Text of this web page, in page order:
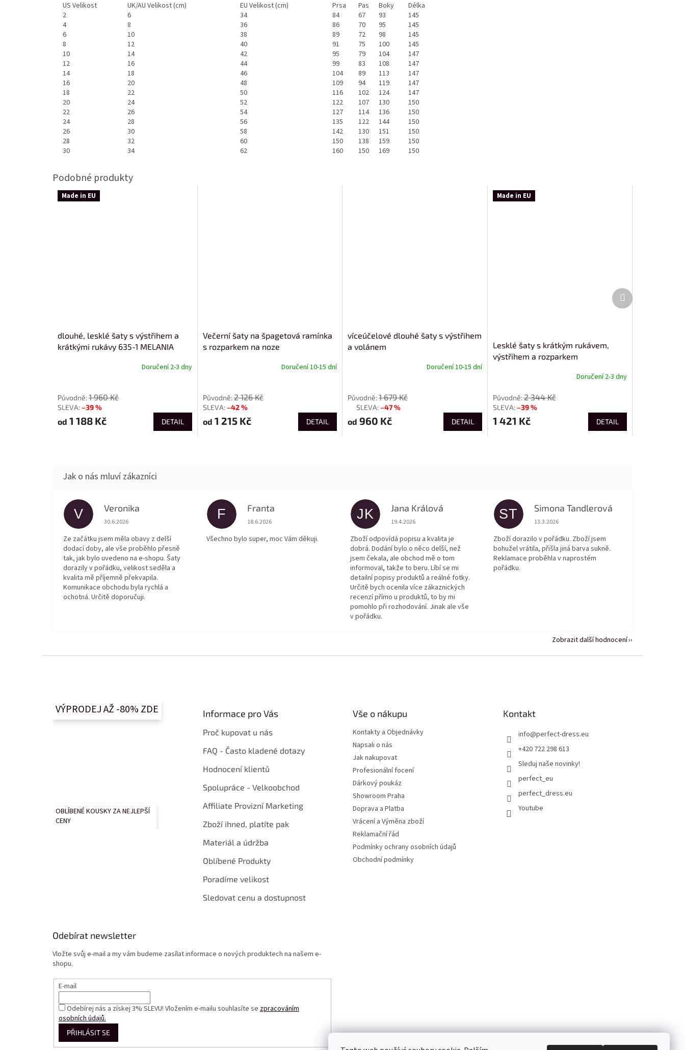
US Velikost UK/AU Velikost (cm) EU Velikost (cm) Prsa Pas Boky
Délka
2
6 34 84 67 93
145
4
8 36 86 70 95
145
6
10 38 89 72 98
145
8
12 40 91 75 100
145
10
14 42 95 79 104
147
12
16 44 99 83 108
147
14
18 46 104 89 113
147
16
20 48 109 94 119
147
18
22 50 116 102 124
147
20
24 52 122 107 130
150
22
26 54 127 114 136
150
24
28 56 135 122 144
150
26
30 58 142 130 151
150
28
32 60 150 138 159
150
30
34 62 160 150 169 150
Made in EU
dlouhé, lesklé šaty s výstřihem a
krátkými rukávy 635-1 MELANIA
Doručení 2-3 dny
1 960 Kč
–39 %
od 1 188 Kč DETAIL
Večerní šaty na špagetová ramínka
s rozparkem na noze
Doručení 10-15 dní
2 126 Kč
–42 %
od 1 215 Kč DETAIL
víceúčelové dlouhé šaty s výstřihem
a volánem
Doručení 10-15 dní
1 679 Kč
–47 %
od 960 Kč DETAIL
Made in EU
Lesklé šaty s krátkým rukávem,
výstřihem a rozparkem
Doručení 2-3 dny
2 344 Kč
–39 %
1 421 Kč DETAIL
Další
produkt
V Veronika
Hodnocení obchodu je 5 z 5 hvězdiček.
30.6.2026
Ze začátku jsem měla obavy z delší
dodací doby, ale vše proběhlo přesně
tak, jak bylo uvedeno na e-shopu. Šaty
dorazily v pořádku, velikost seděla a
kvalita mě příjemně překvapila.
Komunikace obchodu byla rychlá a
ochotná. Určitě doporučuji.
F Franta
Hodnocení obchodu je 5 z 5 hvězdiček.
18.6.2026
Všechno bylo super, moc Vám děkuji.
JK Jana Králová
Hodnocení obchodu je 5 z 5 hvězdiček.
19.4.2026
Zboží odpovídá popisu a kvalita je
dobrá. Dodání bylo o něco delší, než
jsem čekala, ale obchod mě o tom
informoval, takže to beru. Líbí se mi
detailní popisy produktů a reálné fotky.
Určitě bych ocenila více zákaznických
recenzí přímo u produktů, to by mi
pomohlo při rozhodování. Jinak ale vše
v pořádku.
ST Simona Tandlerová
Hodnocení obchodu je 5 z 5 hvězdiček.
13.3.2026
Zboží dorazilo v pořádku. Zboží jsem
bohužel vrátila, přišla jiná barva sukně.
Reklamace proběhla v naprostém
pořádku.
Zobrazit další hodnocení
VÝPRODEJ AŽ -80% ZDE
OBLÍBENÉ KOUSKY ZA NEJLEPŠÍ
CENY
Informace pro Vás
Proč kupovat u nás
FAQ - Často kladené dotazy
Hodnocení klientů
Spolupráce - Velkoobchod
Affiliate Provizní Marketing
Zboží ihned, platíte pak
Materiál a údržba
Oblíbené Produkty
Poradíme velikost
Sledovat cenu a dostupnost
Vše o nákupu
Kontakty a Objednávky
Napsali o nás
Jak nakupovat
Profesionální focení
Dárkový poukáz
Showroom Praha
Doprava a Platba
Vrácení a Výměna zboží
Reklamační řád
Podmínky ochrany osobních údajů
Obchodní podmínky
Kontakt
info@perfect-dress.eu
+420 722 298 613
Sleduj naše novinky!
perfect_eu
perfect_dress.eu
Youtube
Odebírat newsletter
Vložte svůj e-mail a my vám budeme zasílat informace o nových produktech na našem e-
shopu.
E-mail
Odebírej nás a získej 3% SLEVU! Vložením e-mailu souhlasíte se zpracováním
osobních údajů.
PŘIHLÁSIT SE